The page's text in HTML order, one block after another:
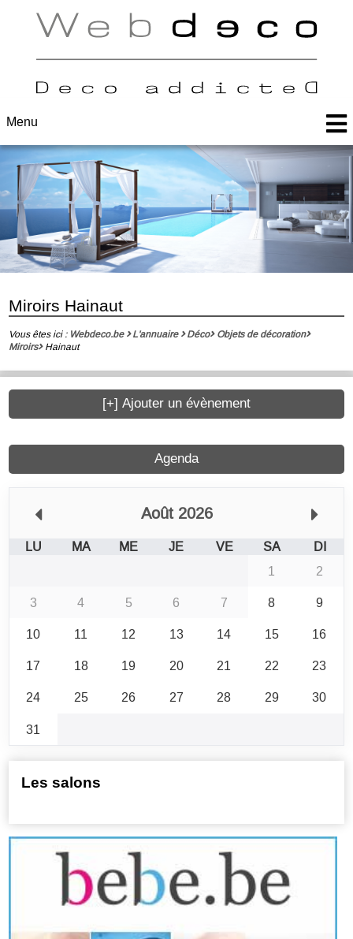
Menu
Miroirs Hainaut
Vous êtes ici : Webdeco.be L'annuaire Déco
Objets de décoration
Miroirs
Hainaut
Agenda
Août 2026
LU MA ME JE VE SA
DI
1
2
3
4 5 6 7 8
9
10
11 12 13 14 15
16
17
18 19 20 21 22
23
24
25 26 27 28 29
30
31
[+] Ajouter un évènement
Les salons